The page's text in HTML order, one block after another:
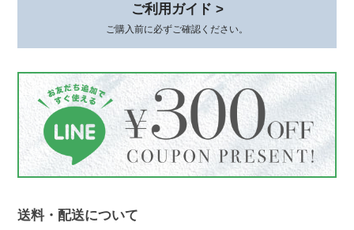
2026/02/06
可愛くて品があり、とても気に入ってます。 着けていると褒めて貰え
て嬉しいです。 素敵な梱包、いつもありがとうございます😊
このたびは、心温まるレビューをありが
いてから時間が経った今も、またこうし
ご利用ガイド >
ご購入前に必ずご確認ください。
送料・配送について